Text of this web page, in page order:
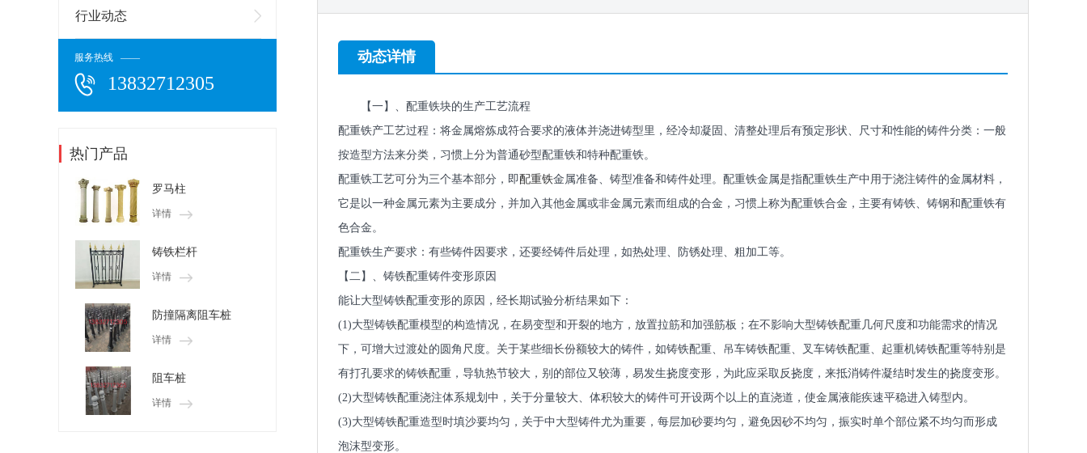
行业动态
服务热线 ——
13832712305
热门产品
罗马柱
详情
铸铁栏杆
详情
防撞隔离阻车桩
详情
阻车桩
详情
动态详情
【一】、配重铁块的生产工艺流程
配重铁产工艺过程：将金属熔炼成符合要求的液体并浇进铸型里，经冷却凝固、清整处理后有预定形状、尺寸和性能的铸件分类：一般
按造型方法来分类，习惯上分为普通砂型配重铁和特种配重铁。
配重铁工艺可分为三个基本部分，即配重铁金属准备、铸型准备和铸件处理。配重铁金属是指配重铁生产中用于浇注铸件的金属材料，
它是以一种金属元素为主要成分，并加入其他金属或非金属元素而组成的合金，习惯上称为配重铁合金，主要有铸铁、铸钢和配重铁有
色合金。
配重铁生产要求：有些铸件因要求，还要经铸件后处理，如热处理、防锈处理、粗加工等。
【二】、铸铁配重铸件变形原因
能让大型铸铁配重变形的原因，经长期试验分析结果如下：
(1)大型铸铁配重模型的构造情况，在易变型和开裂的地方，放置拉筋和加强筋板；在不影响大型铸铁配重几何尺度和功能需求的情况
下，可增大过渡处的圆角尺度。关于某些细长份额较大的铸件，如铸铁配重、吊车铸铁配重、叉车铸铁配重、起重机铸铁配重等特别是
有打孔要求的铸铁配重，导轨热节较大，别的部位又较薄，易发生挠度变形，为此应采取反挠度，来抵消铸件凝结时发生的挠度变形。
(2)大型铸铁配重浇注体系规划中，关于分量较大、体积较大的铸件可开设两个以上的直浇道，使金属液能疾速平稳进入铸型内。
(3)大型铸铁配重造型时填沙要均匀，关于中大型铸件尤为重要，每层加砂要均匀，避免因砂不均匀，振实时单个部位紧不均匀而形成
泡沫型变形。